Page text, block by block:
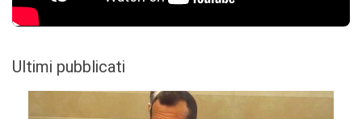
Ultimi pubblicati